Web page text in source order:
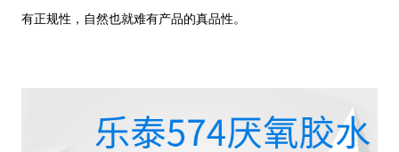
有正规性，自然也就难有产品的真品性。